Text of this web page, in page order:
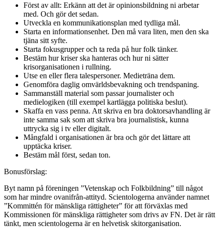
Först av allt: Erkänn att det är opinionsbildning ni arbetar
med. Och gör det sedan.
Utveckla en kommunikationsplan med tydliga mål.
Starta en informationsenhet. Den må vara liten, men den ska
tjäna sitt syfte.
Starta fokusgrupper och ta reda på hur folk tänker.
Bestäm hur kriser ska hanteras och hur ni sätter
krisorganisationen i rullning.
Utse en eller flera talespersoner. Medieträna dem.
Genomföra daglig omvärldsbevakning och trendspaning.
Sammanställ material som passar journalister och
medielogiken (till exempel kartlägga politiska beslut).
Skaffa en vass penna. Att skriva en bra doktorsavhandling är
inte samma sak som att skriva bra journalistisk, kunna
uttrycka sig i tv eller digitalt.
Mångfald i organisationen är bra och gör det lättare att
upptäcka kriser.
Bestäm mål först, sedan ton.
Bonusförslag:
Byt namn på föreningen ”Vetenskap och Folkbildning” till något
som har mindre ovanifrån-attityd. Scientologerna använder namnet
”Kommittén för mänskliga rättigheter” för att förväxlas med
Kommissionen för mänskliga rättigheter som drivs av FN. Det är rätt
tänkt, men scientologerna är en helvetisk skitorganisation.